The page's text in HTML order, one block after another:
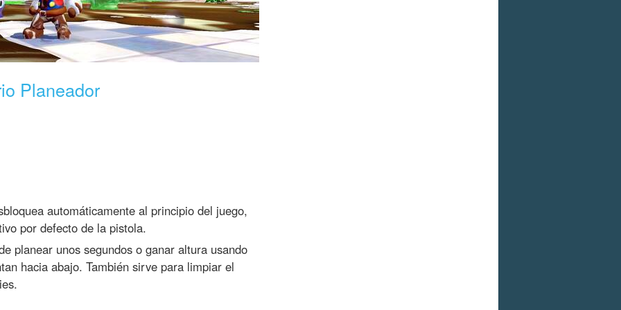
Planeador
automáticamente al principio del juego,
por defecto de la pistola.
planear unos segundos o ganar altura usando
hacia abajo. También sirve para limpiar el